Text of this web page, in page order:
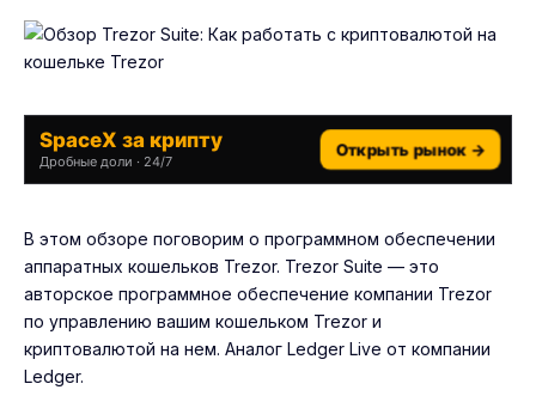
SpaceX за крипту
Дробные доли · 24/7
Открыть рынок →
В этом обзоре поговорим о программном обеспечении
аппаратных кошельков Trezor. Trezor Suite — это
авторское программное обеспечение компании Trezor
по управлению вашим кошельком Trezor и
криптовалютой на нем. Аналог Ledger Live от компании
Ledger.